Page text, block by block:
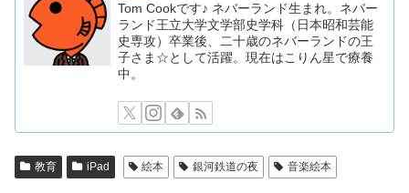
Tom Cookです♪ ネバーランド生まれ。ネバー
ランド王立大学文学部史学科（日本昭和芸能
史専攻）卒業後、二十歳のネバーランドの王
子さま☆として活躍。現在はこりん星で療養
中。
教育 iPad 絵本 銀河鉄道の夜 音楽絵本